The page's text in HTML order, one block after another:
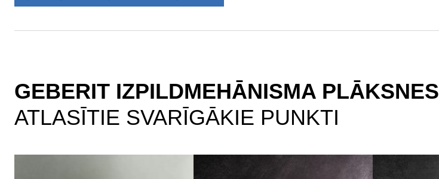
GEBERIT IZPILDMEHĀNISMA PLĀKSNES
ATLASĪTIE SVARĪGĀKIE PUNKTI